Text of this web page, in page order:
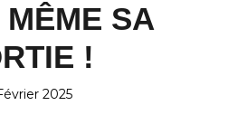
MÊME SA
!
2025